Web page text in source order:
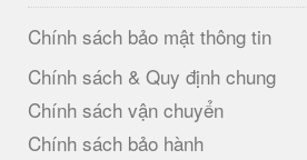
Chính sách bảo mật thông tin
Chính sách & Quy định chung
Chính sách vận chuyển
Chính sách bảo hành